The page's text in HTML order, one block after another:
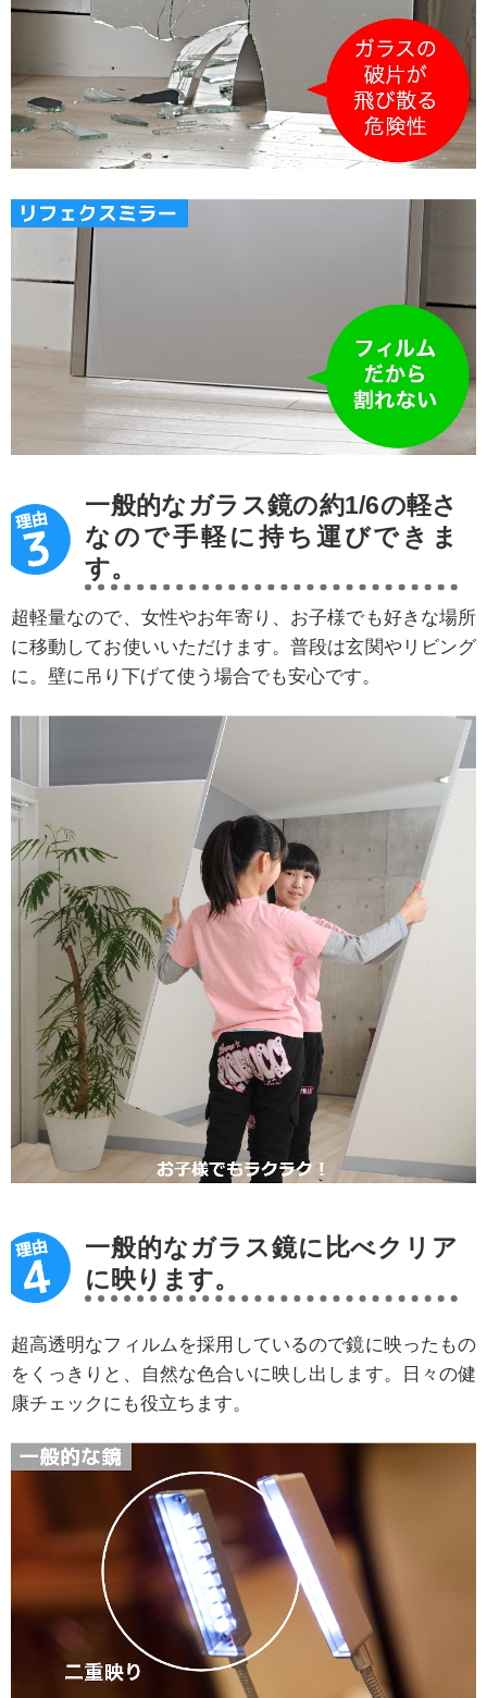
一般的なガラス鏡の約1/6の軽さ
なので手軽に持ち運びできま
す。
超軽量なので、女性やお年寄り、お子様でも好きな場所
に移動してお使いいただけます。普段は玄関やリビング
に。壁に吊り下げて使う場合でも安心です。
一般的なガラス鏡に比べクリア
に映ります。
超高透明なフィルムを採用しているので鏡に映ったもの
をくっきりと、自然な色合いに映し出します。日々の健
康チェックにも役立ちます。